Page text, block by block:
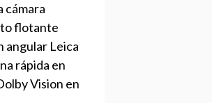
cámara
flotante
angular Leica
rápida en
Vision en